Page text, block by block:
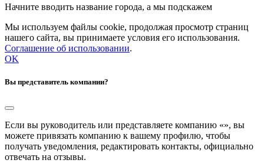
Начните вводить название города, а мы подскажем
Мы используем файлы cookie, продолжая просмотр страниц
нашего сайта, вы принимаете условия его использования.
Соглашение об использовании.
OK
Вы представитель компании?
Если вы руководитель или представляете компанию «», вы
можете привязать компанию к вашему профилю, чтобы
получать уведомления, редактировать контакты, официально
отвечать на отзывы.